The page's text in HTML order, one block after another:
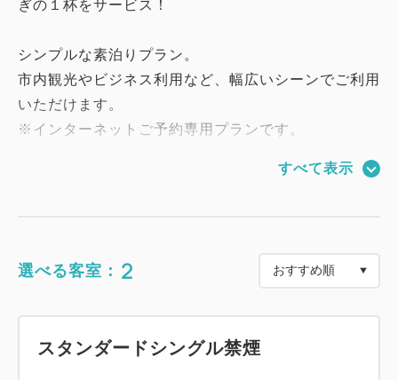
ぎの１杯をサービス！
シンプルな素泊りプラン。
市内観光やビジネス利用など、幅広いシーンでご利用
いただけます。
※インターネットご予約専用プランです。
2：シャンプーバーなどのアメニティバイキング
3：福井駅徒歩8分・片町徒歩1分の好立地で観光にも
5：快眠をサポートするサータ社製ベッドを採用
すべて表示
選べる客室： 2
スタンダードシングル禁煙